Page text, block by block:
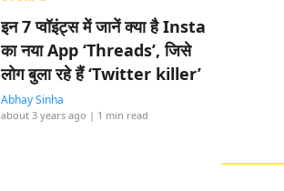
इन 7 प्वॉइंट्स में जानें क्या है Insta
का नया App ‘Threads’, जिसे
लोग बुला रहे हैं ‘Twitter killer’
Abhay Sinha
about 3 years ago | 1 min read